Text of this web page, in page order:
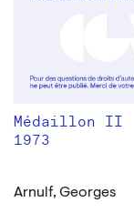
Médaillon II
1973
Arnulf, Georges